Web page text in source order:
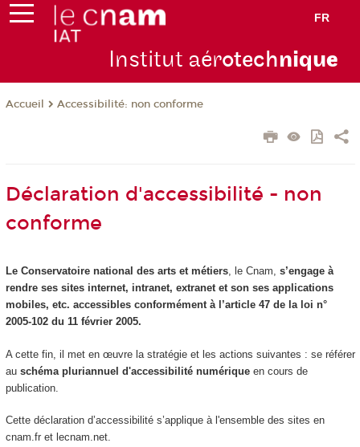
FR
Institut aérotechnique
Accueil Accessibilité: non conforme
Déclaration d'accessibilité - non
conforme
Le Conservatoire national des arts et métiers, le Cnam, s’engage à
rendre ses sites internet, intranet, extranet et son ses applications
mobiles, etc. accessibles conformément à l’article 47 de la loi n°
2005-102 du 11 février 2005.
A cette fin, il met en œuvre la stratégie et les actions suivantes : se référer
au schéma pluriannuel d'accessibilité numériqueen cours de
publication.
Cette déclaration d’accessibilité s’applique à l'ensemble des sites en
cnam.fr et lecnam.net.